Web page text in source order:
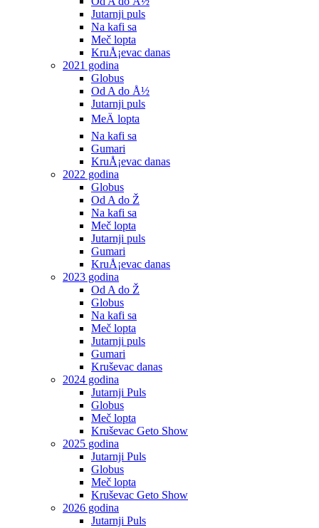
Jutarnji puls
Na kafi sa
Meč lopta
KruÅ¡evac danas
2021 godina
Globus
Od A do Å½
Jutarnji puls
MeÄ lopta
Na kafi sa
Gumari
KruÅ¡evac danas
2022 godina
Globus
Od A do Ž
Na kafi sa
Meč lopta
Jutarnji puls
Gumari
KruÅ¡evac danas
2023 godina
Od A do Ž
Globus
Na kafi sa
Meč lopta
Jutarnji puls
Gumari
Kruševac danas
2024 godina
Jutarnji Puls
Globus
Meč lopta
Kruševac Geto Show
2025 godina
Jutarnji Puls
Globus
Meč lopta
Kruševac Geto Show
2026 godina
Jutarnji Puls